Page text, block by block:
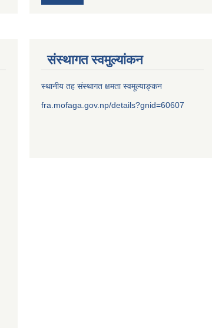
संस्थागत स्वमुल्यांकन
स्थानीय तह संस्थागत क्षमता स्वमूल्याङ्कन
fra.mofaga.gov.np/details?gnid=60607